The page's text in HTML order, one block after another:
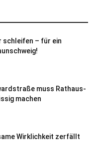
– für ein
muss Rathaus-
machen
Wirklichkeit zerfällt